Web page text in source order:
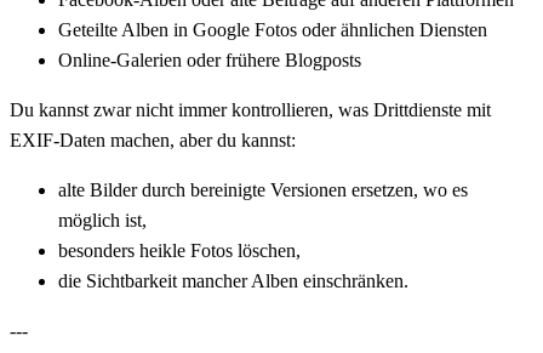
Geteilte Alben in Google Fotos oder ähnlichen Diensten
Online-Galerien oder frühere Blogposts
Du kannst zwar nicht immer kontrollieren, was Drittdienste mit
EXIF-Daten machen, aber du kannst:
alte Bilder durch bereinigte Versionen ersetzen, wo es
möglich ist,
besonders heikle Fotos löschen,
die Sichtbarkeit mancher Alben einschränken.
---